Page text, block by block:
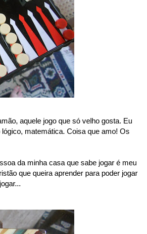
aquele jogo que só velho gosta. Eu
matemática. Coisa que amo! Os
da minha casa que sabe jogar é meu
que queira aprender para poder jogar